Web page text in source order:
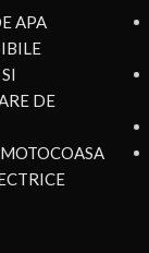
APA
DE